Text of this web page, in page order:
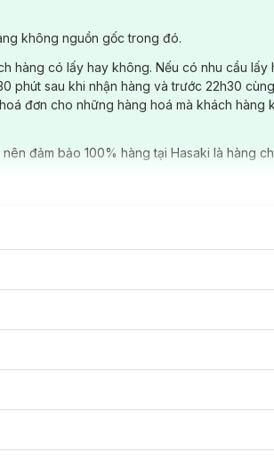
không nguồn gốc trong đó.
hàng có lấy hay không. Nếu có nhu cầu lấy
phút sau khi nhận hàng và trước 22h30
đơn cho những hàng hoá mà khách hàng
đảm bảo 100% hàng tại Hasaki là hàng